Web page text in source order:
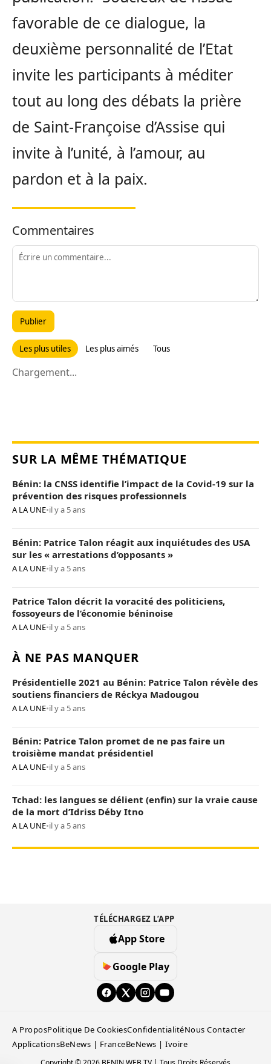
favorable de ce dialogue, la
deuxième personnalité de l’Etat
invite les participants à méditer
tout au long des débats la prière
de Saint-Françoise d’Assise qui
invite à l’unité, à l’amour, au
pardon et à la paix.
Commentaires
Publier
Les plus utiles Les plus aimés Tous
Chargement...
SUR LA MÊME THÉMATIQUE
Bénin: la CNSS identifie l’impact de la Covid-19 sur la
prévention des risques professionnels
A LA UNE•il y a 5 ans
Bénin: Patrice Talon réagit aux inquiétudes des USA
sur les « arrestations d’opposants »
A LA UNE•il y a 5 ans
Patrice Talon décrit la voracité des politiciens,
fossoyeurs de l’économie béninoise
A LA UNE•il y a 5 ans
À NE PAS MANQUER
Présidentielle 2021 au Bénin: Patrice Talon révèle des
soutiens financiers de Réckya Madougou
A LA UNE•il y a 5 ans
Bénin: Patrice Talon promet de ne pas faire un
troisième mandat présidentiel
A LA UNE•il y a 5 ans
Tchad: les langues se délient (enfin) sur la vraie cause
de la mort d’Idriss Déby Itno
A LA UNE•il y a 5 ans
TÉLÉCHARGEZ L’APP
App Store
Google Play
A ProposPolitique De CookiesConfidentialitéNous Contacter
ApplicationsBeNews | FranceBeNews | Ivoire